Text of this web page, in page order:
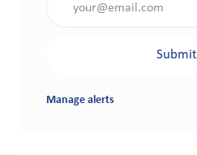
Submit
Manage alerts